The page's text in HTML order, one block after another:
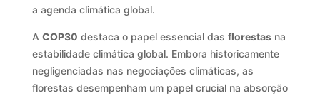
a agenda climática global.
A COP30 destaca o papel essencial das florestasna
estabilidade climática global. Embora historicamente
negligenciadas nas negociações climáticas, as
florestas desempenham um papel crucial na absorção